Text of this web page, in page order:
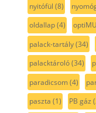
nyitófül (8)
oldallap(4)
palack-tartály(34)
palacktároló(34)
paradicsom(4)
paszta (1) PB gáz